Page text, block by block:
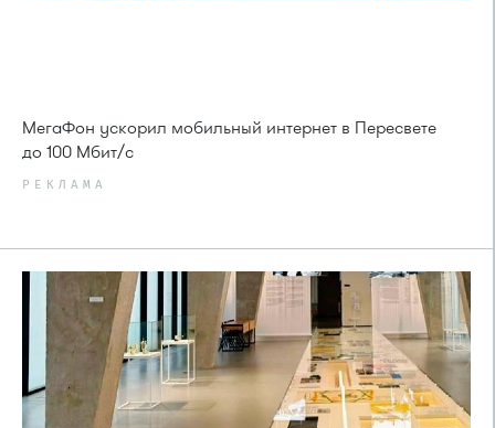
МегаФон ускорил мобильный интернет в Пересвете
до 100 Мбит/с
РЕКЛАМА